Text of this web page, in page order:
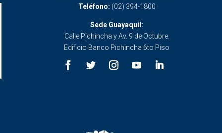
Teléfono: (02) 394-1800
Sede Guayaquil:
Calle Pichincha y Av. 9 de Octubre.
Edificio Banco Pichincha 6to Piso